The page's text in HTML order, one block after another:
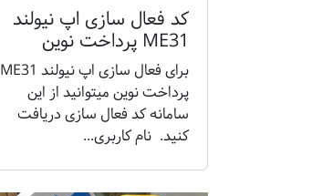
کد فعال سازی اپ نیولند
ME31 پرداخت نوین
برای فعال سازی اپ نیولند ME31
پرداخت نوین میتوانید از این
سامانه کد فعال سازی دریافت
کنید. نام کاربری...